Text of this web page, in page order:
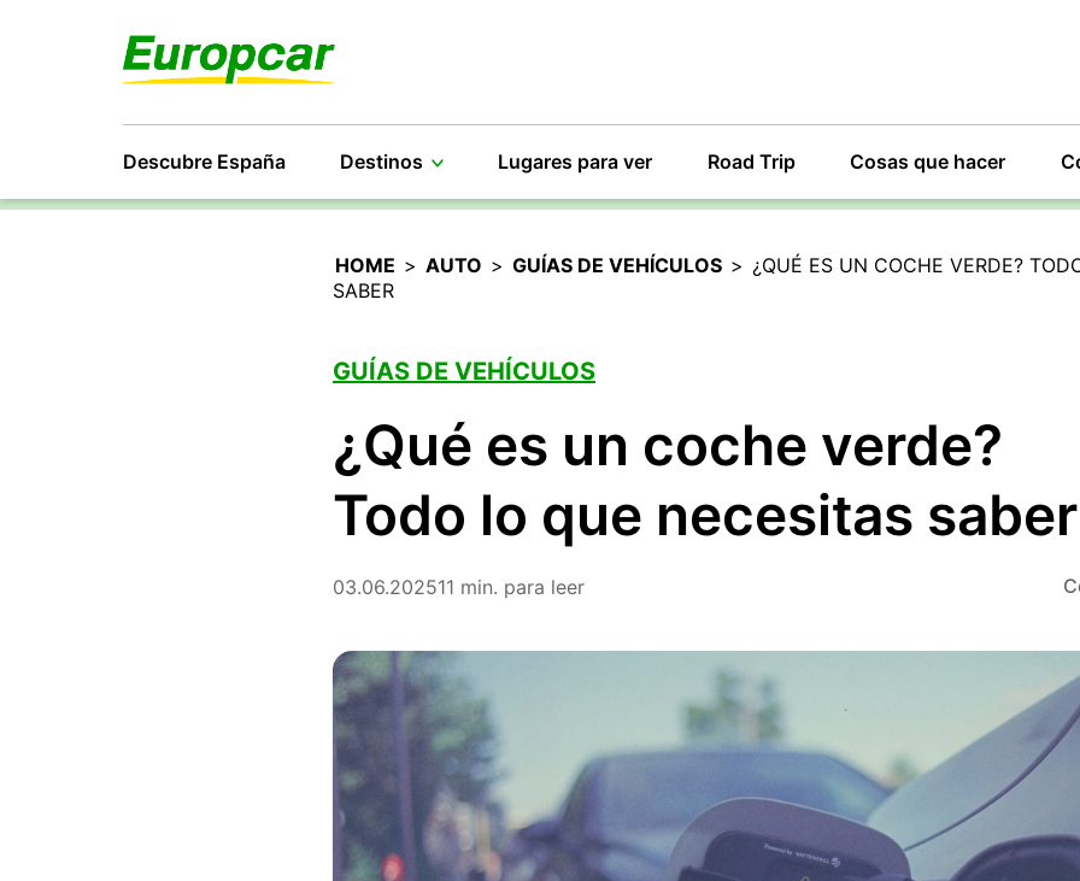
Descubre España Destinos Lugares para ver Road Trip Cosas que hacer
HOME > AUTO > GUÍAS DE VEHÍCULOS > ¿QUÉ ES UN COCHE VERDE?
SABER
GUÍAS DE VEHÍCULOS
¿Qué es un coche verde?
Todo lo que necesitas saber
03.06.202511 min. para leer